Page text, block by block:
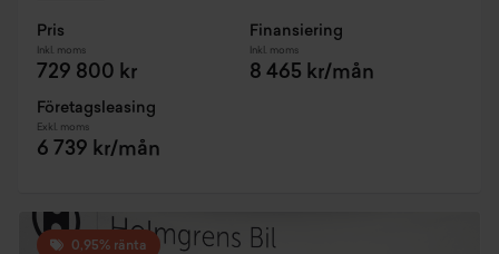
Pris
Inkl. moms
729 800 kr
Finansiering
Inkl. moms
8 465 kr/mån
Företagsleasing
Exkl. moms
6 739 kr/mån
0,95% ränta